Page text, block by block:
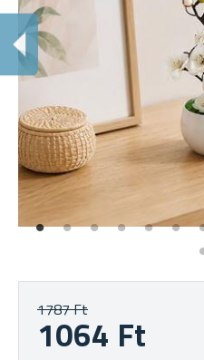
1787 Ft
1064 Ft